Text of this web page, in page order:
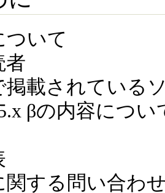
ついて
者
掲載されている
βの内容につい
関する問い合わ